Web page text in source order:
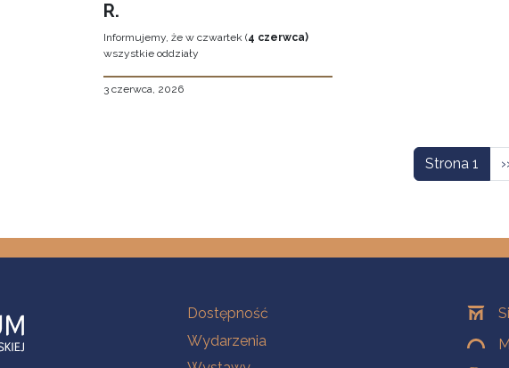
R.
Informujemy, że w czwartek (4 czerwca)
wszystkie oddziały
3 czerwca, 2026
Strona 1
Na skróty
Dostępność
Wydarzenia
Oddziały